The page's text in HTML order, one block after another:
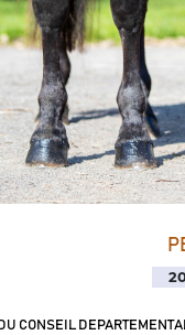
CONSEIL